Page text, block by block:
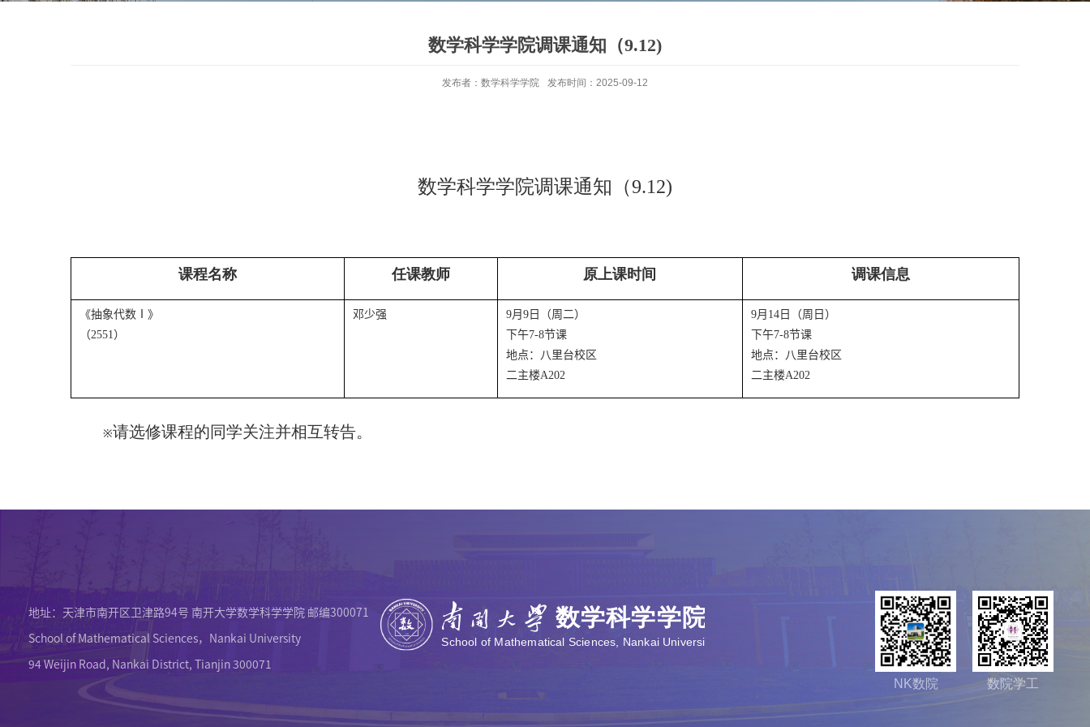
数学科学学院调课通知（9.12)
发布者：数学科学学院 发布时间：2025-09-12
数学科学学院调课通知（9.12)
课程名称 任课教师 原上课时间 调课信息
《抽象代数Ⅰ 》
（2551）
邓少强 9月 9日（周 二）
下午7-8节课
地点： 八里台校区
二主楼A202
9月 14日（周日）
下午7-8节课
地点：八里台校区
二主楼A202
※请选修课程的同学关注并相互转告。
地址：天津市南开区卫津路94号 南开大学数学科学学院 邮编300071
School of Mathematical Sciences，Nankai University
94 Weijin Road, Nankai District, Tianjin 300071
NK数院 数院学工